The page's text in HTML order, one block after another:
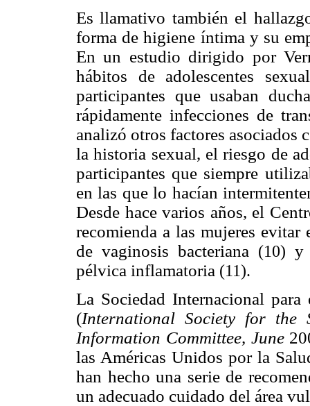
Es llamativo también el
forma de higiene íntima y su
En un estudio dirigido por
hábitos de adolescentes
participantes que usaban
rápidamente infecciones de
analizó otros factores
la historia sexual, el riesgo de
participantes que siempre
en las que lo hacían
Desde hace varios años, el
recomienda a las mujeres
de vaginosis bacteriana (10) y
pélvica inflamatoria (11).
La Sociedad Internacional
(International Society for the
Information Committee, June
las Américas Unidos por la
han hecho una serie de
un adecuado cuidado del área